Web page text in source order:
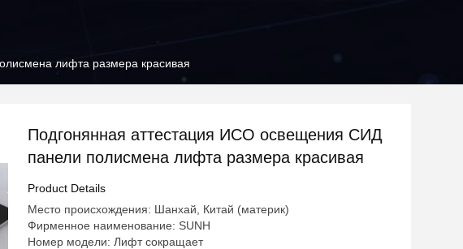
лифта размера красивая
Подгонянная аттестация ИСО освещения СИД
панели полисмена лифта размера красивая
Product Details
Место происхождения: Шанхай, Китай (материк)
Фирменное наименование: SUNH
Номер модели: Лифт сокращает